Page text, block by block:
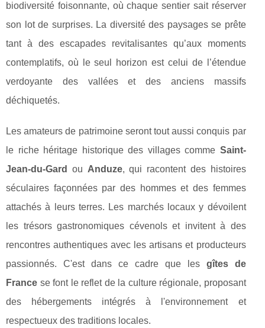
biodiversité foisonnante, où chaque sentier sait réserver
son lot de surprises. La diversité des paysages se prête
tant à des escapades revitalisantes qu’aux moments
contemplatifs, où le seul horizon est celui de l’étendue
verdoyante des vallées et des anciens massifs
déchiquetés.
Les amateurs de patrimoine seront tout aussi conquis par
le riche héritage historique des villages comme Saint-
Jean-du-Gard
ou Anduze, qui racontent des histoires
séculaires façonnées par des hommes et des femmes
attachés à leurs terres. Les marchés locaux y dévoilent
les trésors gastronomiques cévenols et invitent à des
rencontres authentiques avec les artisans et producteurs
passionnés. C'est dans ce cadre que les gîtes de
France se font le reflet de la culture régionale, proposant
des hébergements intégrés à l'environnement et
respectueux des traditions locales.